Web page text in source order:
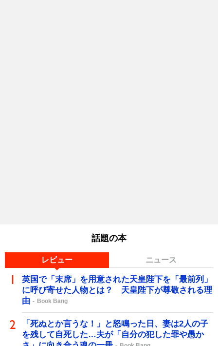
話題の本
レビュー ニュース
英国で「末席」を用意された天皇陛下を「最前列」
に呼び寄せた人物とは？ 天皇陛下が尊敬される理
由
Book Bang
「死ぬとか言うな！」と怒鳴った日、妻は2人の子
を残して自死した…夫が「自分の犯した罪や愚か